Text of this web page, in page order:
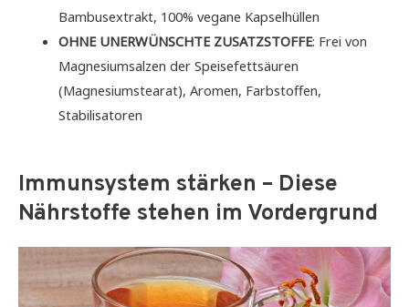
Bambusextrakt, 100% vegane Kapselhüllen
OHNE UNERWÜNSCHTE ZUSATZSTOFFE: Frei von
Magnesiumsalzen der Speisefettsäuren
(Magnesiumstearat), Aromen, Farbstoffen,
Stabilisatoren
Immunsystem stärken – Diese
Nährstoffe stehen im Vordergrund